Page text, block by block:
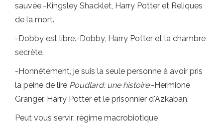
sauvée.-Kingsley Shacklet, Harry Potter et Reliques
de la mort.
-Dobby est libre.-Dobby, Harry Potter et la chambre
secrète.
-Honnêtement, je suis la seule personne à avoir pris
la peine de lire Poudlard: une histoire.-Hermione
Granger, Harry Potter et le prisonnier d'Azkaban.
Peut vous servir: régime macrobiotique